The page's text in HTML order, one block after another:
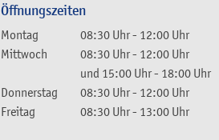
Öffnungszeiten
Montag 08:30 Uhr- 12:00 Uhr
Mittwoch
08:30 Uhr- 12:00 Uhr
und 15:00 Uhr- 18:00 Uhr
Donnerstag
08:30 Uhr- 12:00 Uhr
Freitag
08:30 Uhr- 13:00 Uhr